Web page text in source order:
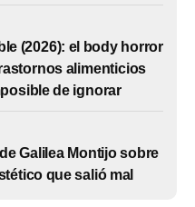
(2026): el body horror
alimenticios
de ignorar
Galilea Montijo sobre
que salió mal